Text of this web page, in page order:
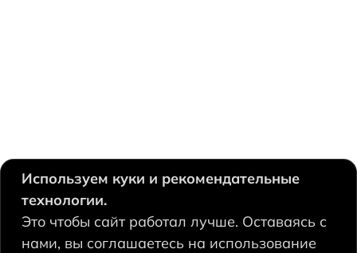
630124, Новосибирск,
Есенина, 67
Используем куки и рекомендательные
технологии.
Это чтобы сайт работал лучше. Оставаясь с
нами, вы соглашаетесь на использование